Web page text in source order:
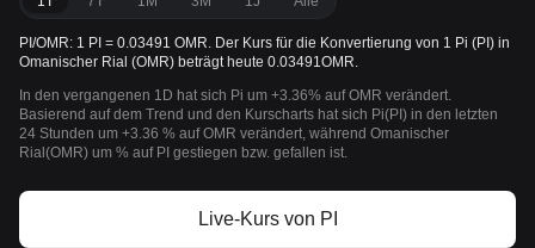
PI/OMR: 1 PI = 0.03491 OMR. Der Kurs für die Konvertierung von 1 Pi (PI) in
Omanischer Rial (OMR) beträgt heute 0.03491OMR.
In den vergangenen 1D hat sich Pi um +3.36% auf OMR verändert.
Basierend auf dem Trend und den Kurscharts hat sich Pi(PI) in den letzten
24 Stunden um +3.36 % auf OMR verändert, während Omanischer
Rial(OMR) um % auf PI gestiegen bzw. gefallen ist.
Live-Kurs von PI